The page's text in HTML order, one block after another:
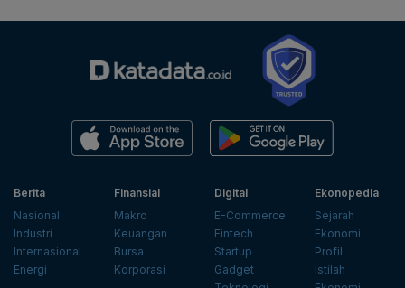
Berita
Nasional
Industri
Internasional
Energi
Finansial
Makro
Keuangan
Bursa
Korporasi
Digital
E-Commerce
Fintech
Startup
Gadget
Ekonopedia
Sejarah
Ekonomi
Profil
Istilah